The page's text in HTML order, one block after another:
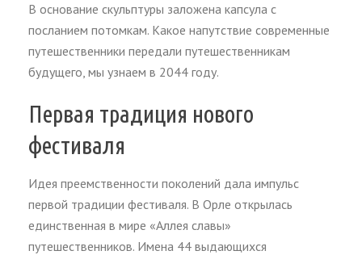
В основание скульптуры заложена капсула с
посланием потомкам. Какое напутствие современные
путешественники передали путешественникам
будущего, мы узнаем в 2044 году.
Первая традиция нового
фестиваля
Идея преемственности поколений дала импульс
первой традиции фестиваля. В Орле открылась
единственная в мире «Аллея славы»
путешественников. Имена 44 выдающихся